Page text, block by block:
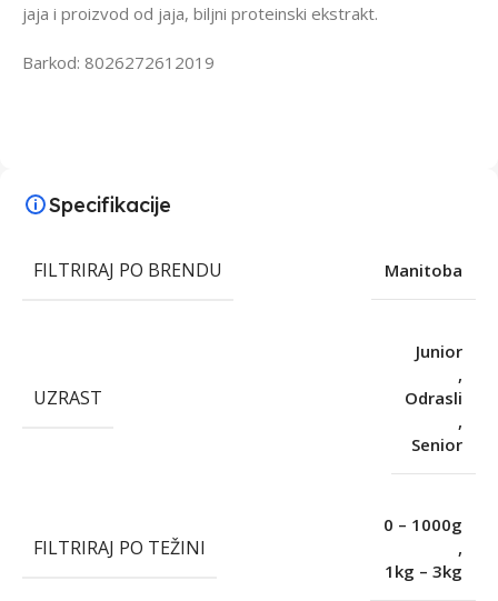
jaja i proizvod od jaja, biljni proteinski ekstrakt.
Barkod: 8026272612019
Specifikacije
FILTRIRAJ PO BRENDU Manitoba
UZRAST
Junior
,
Odrasli
,
Senior
FILTRIRAJ PO TEŽINI
0 – 1000g
,
1kg – 3kg